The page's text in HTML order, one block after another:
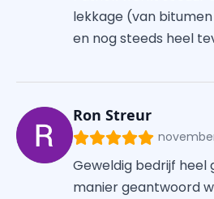
lekkage (van
en nog steeds heel
Ron Streur
november
Geweldig bedrijf
manier geantwoord